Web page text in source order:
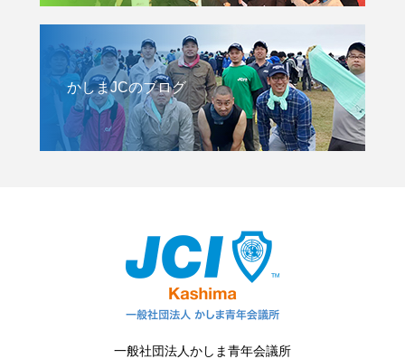
かしまJCのブログ
一般社団法人かしま青年会議所